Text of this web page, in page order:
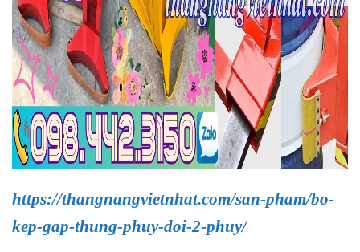
https://thangnangvietnhat.com/san-pham/bo-
kep-gap-thung-phuy-doi-2-phuy/